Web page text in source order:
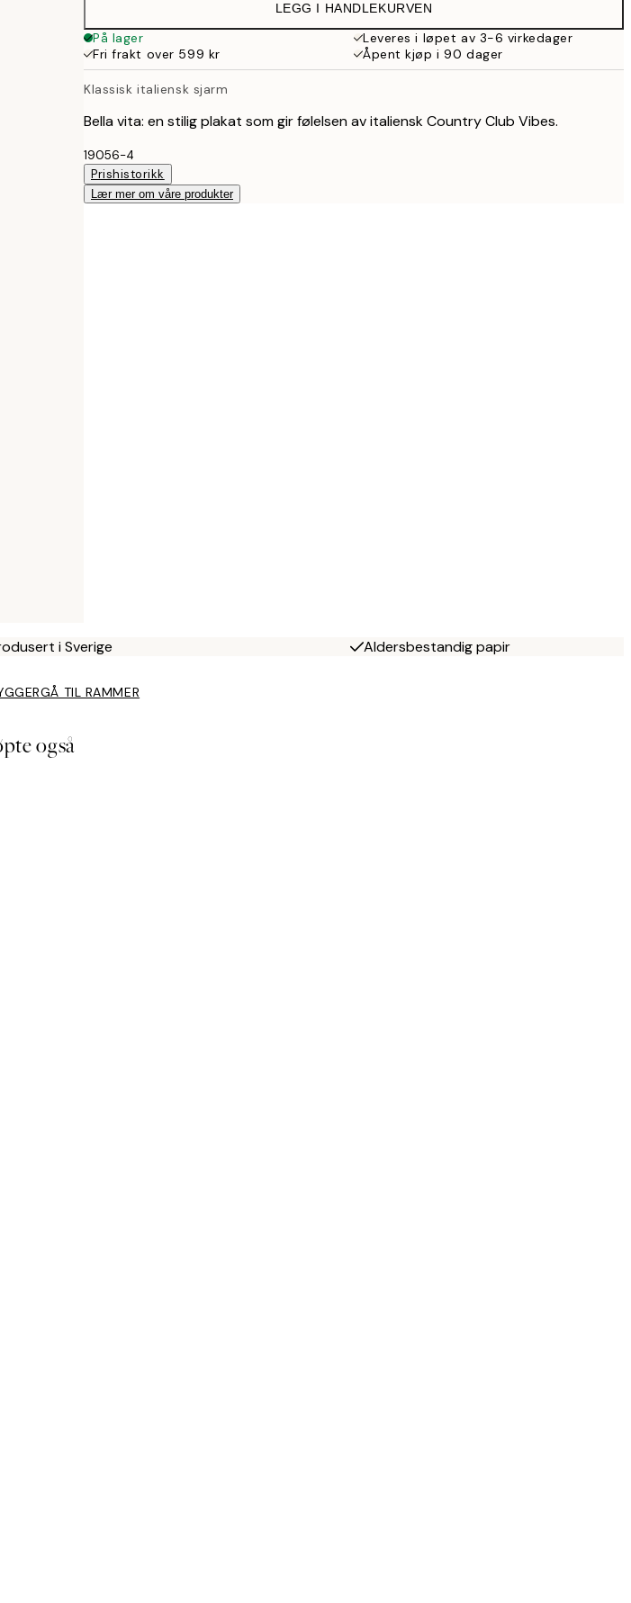
LEGG I HANDLEKURVEN
På lager
Leveres i løpet av 3-6 virkedager
Fri frakt over 599 kr
Åpent kjøp i 90 dager
Klassisk italiensk sjarm
Bella vita: en stilig plakat som gir følelsen av italiensk Country Club Vibes.
19056-4
Prishistorikk
Lær mer om våre produkter
i Sverige Aldersbestandig papir
GÅ TIL RAMMER
også